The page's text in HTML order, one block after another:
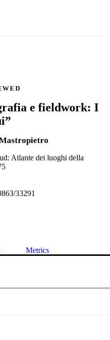
e fieldwork: I
Atlante dei luoghi della
33291
Metrics